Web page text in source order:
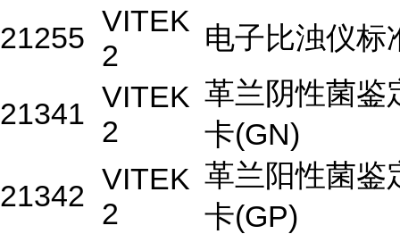
21255 VITEK
2
电子比浊仪标
21341 VITEK
2
革兰阴性菌鉴
卡(GN)
21342 VITEK
2
革兰阳性菌鉴
卡(GP)